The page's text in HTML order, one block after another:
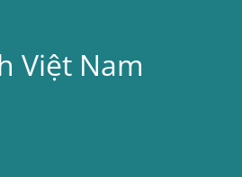
Việt Nam